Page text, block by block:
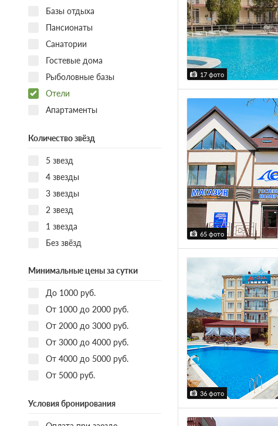
Базы отдыха
Пансионаты
Санатории
Гостевые дома
Рыболовные базы
Отели
Апартаменты
Количество звёзд
5 звезд
4 звезды
3 звезды
2 звезд
1 звезда
Без звёзд
Минимальные цены за сутки
До 1000 руб.
От 1000 до 2000 руб.
От 2000 до 3000 руб.
От 3000 до 4000 руб.
От 4000 до 5000 руб.
От 5000 руб.
Условия бронирования
17 фото
65 фото
36 фото